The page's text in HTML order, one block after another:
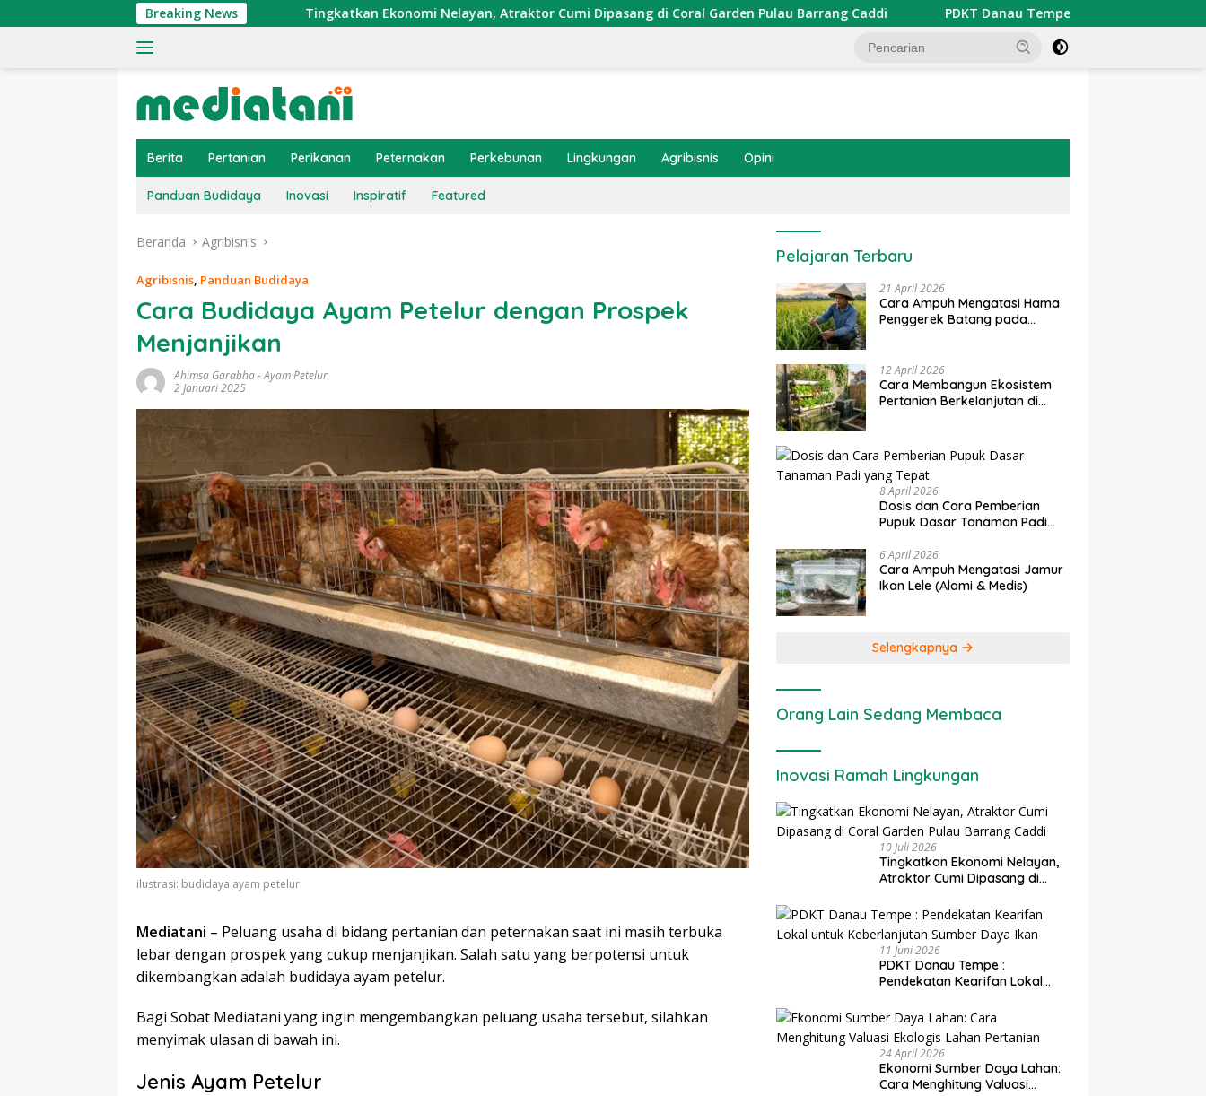
ke
Breaking NewsTingkatkan Ekonomi Nelayan, Atraktor Cumi Dipasang di Coral Garden Pulau Barrang Caddi PDKT Danau Tempe : Pendekatan Kearifan Lokal untuk
Berita Pertanian Perikanan Peternakan Perkebunan Lingkungan Agribisnis Opini
Panduan Budidaya Inovasi Inspiratif Featured
Beranda Agribisnis
Agribisnis, Panduan Budidaya
Cara Budidaya Ayam Petelur dengan Prospek
Menjanjikan
Ahimsa Garabha-Ayam Petelur
2 Januari 2025
ilustrasi: budidaya ayam petelur
Mediatani – Peluang usaha di bidang pertanian dan peternakan saat ini masih terbuka
lebar dengan prospek yang cukup menjanjikan. Salah satu yang berpotensi untuk
dikembangkan adalah budidaya ayam petelur.
Bagi Sobat Mediatani yang ingin mengembangkan peluang usaha tersebut, silahkan
menyimak ulasan di bawah ini.
Jenis Ayam Petelur
Pelajaran Terbaru
21 April 2026
Cara Ampuh Mengatasi Hama
Penggerek Batang pada
12 April 2026
Cara Membangun Ekosistem
Pertanian Berkelanjutan di
8 April 2026
Dosis dan Cara Pemberian
Pupuk Dasar Tanaman Padi
6 April 2026
Cara Ampuh Mengatasi Jamur
Ikan Lele (Alami & Medis)
Selengkapnya
Orang Lain Sedang Membaca
Inovasi Ramah Lingkungan
10 Juli 2026
Tingkatkan Ekonomi Nelayan,
Atraktor Cumi Dipasang di
Caddi
11 Juni 2026
PDKT Danau Tempe :
Pendekatan Kearifan Lokal
Daya Ikan
24 April 2026
Ekonomi Sumber Daya Lahan:
Cara Menghitung Valuasi